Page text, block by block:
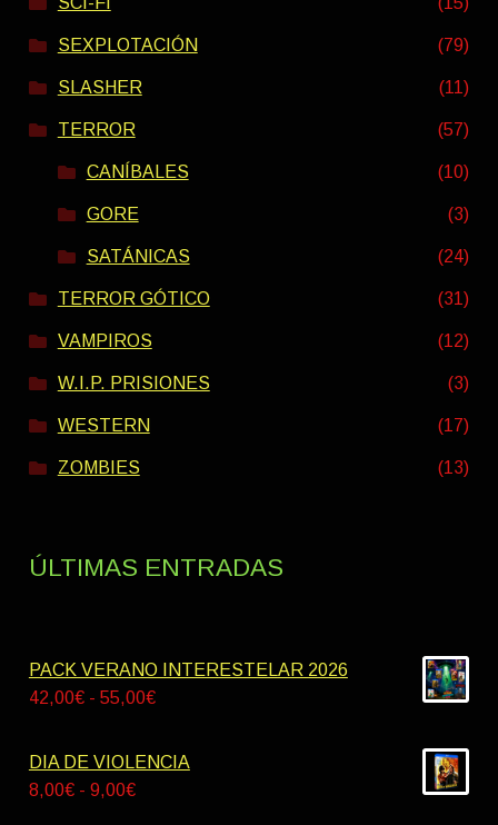
SEXPLOTACIÓN (79)
SLASHER (11)
TERROR (57)
CANÍBALES (10)
GORE (3)
SATÁNICAS (24)
TERROR GÓTICO (31)
VAMPIROS (12)
W.I.P. PRISIONES (3)
WESTERN (17)
ZOMBIES (13)
ÚLTIMAS ENTRADAS
PACK VERANO INTERESTELAR 2026
42,00€ - 55,00€Rango
precios:
DIA DE VIOLENCIA
8,00€ - 9,00€Rango